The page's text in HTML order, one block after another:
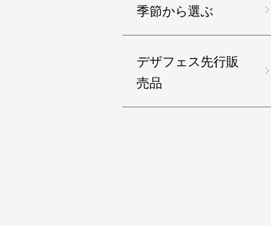
季節から選ぶ
デザフェス先行販
売品